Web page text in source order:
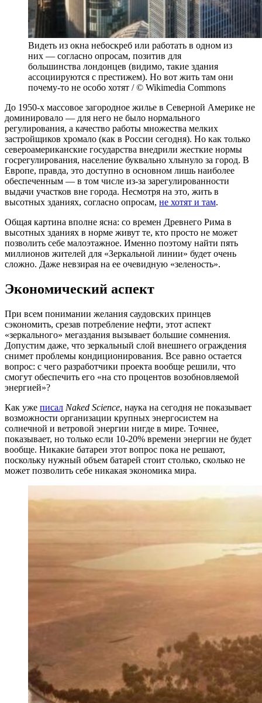
Видеть из окна небоскреб или работать в одном из
них — согласно опросам, позитив для
большинства лондонцев (видимо, такие здания
ассоциируются с престижем). Но вот жить там они
почему-то не особо хотят / © Wikimedia Commons
До 1950-х массовое загородное жилье в Северной Америке не
доминировало — для него не было нормального
регулирования, а качество работы множества мелких
застройщиков хромало (как в России сегодня). Но как только
североамериканские государства внедрили жесткие нормы
госрегулирования, население буквально хлынуло за город. В
Европе, правда, это доступно в основном лишь наиболее
обеспеченным — в том числе из-за зарегулированности
выдачи участков вне города. Несмотря на это, жить в
высотных зданиях, согласно опросам, не хотят и там.
Общая картина вполне ясна: со времен Древнего Рима в
высотных зданиях в норме живут те, кто просто не может
позволить себе малоэтажное. Именно поэтому найти пять
миллионов жителей для «Зеркальной линии» будет очень
сложно. Даже невзирая на ее очевидную «зеленость».
Экономический аспект
При всем понимании желания саудовских принцев
сэкономить, срезав потребление нефти, этот аспект
«зеркального» мегаздания вызывает большие сомнения.
Допустим даже, что зеркальный слой внешнего ограждения
снимет проблемы кондиционирования. Все равно остается
вопрос: с чего разработчики проекта вообще решили, что
смогут обеспечить его «на сто процентов возобновляемой
энергией»?
Как уже писал Naked Science, наука на сегодня не показывает
возможности организации крупных энергосистем на
солнечной и ветровой энергии нигде в мире. Точнее,
показывает, но только если 10-20% времени энергии не будет
вообще. Никакие батареи этот вопрос пока не решают,
поскольку нужный объем батарей стоит столько, сколько не
может позволить себе никакая экономика мира.